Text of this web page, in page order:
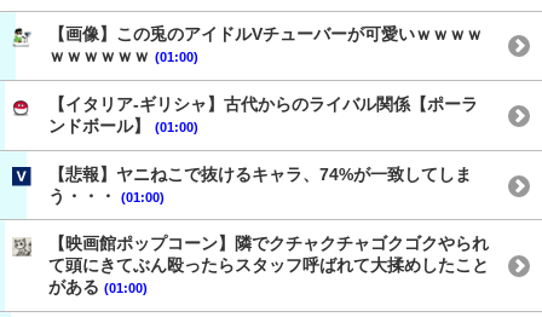
【画像】この兎のアイドルVチューバーが可愛いｗｗｗｗ
ｗｗｗｗｗｗ (01:00)
【イタリア-ギリシャ】古代からのライバル関係【ポーラ
ンドボール】
(01:00)
【悲報】ヤニねこで抜けるキャラ、74%が一致してしま
う・・・
(01:00)
【映画館ポップコーン】隣でクチャクチャゴクゴクやられ
て頭にきてぶん殴ったらスタッフ呼ばれて大揉めしたこと
がある (01:00)